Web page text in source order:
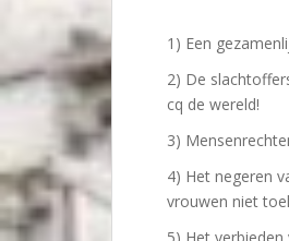
t
e
1) Een
2) De
cq de wereld!
3)
4) Het negeren
vrouwen niet